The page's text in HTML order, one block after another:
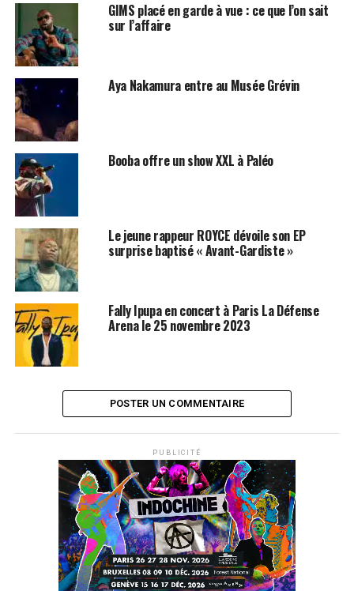
GIMS placé en garde à vue : ce que l’on sait
sur l’affaire
Aya Nakamura entre au Musée Grévin
Booba offre un show XXL à Paléo
Le jeune rappeur ROYCE dévoile son EP
surprise baptisé « Avant-Gardiste »
Fally Ipupa en concert à Paris La Défense
Arena le 25 novembre 2023
POSTER UN COMMENTAIRE
PUBLICITÉ